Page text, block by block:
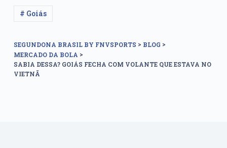
# Goiás
SEGUNDONA BRASIL BY FNVSPORTS > BLOG >
MERCADO DA BOLA >
SABIA DESSA? GOIÁS FECHA COM VOLANTE QUE ESTAVA NO
VIETNÃ